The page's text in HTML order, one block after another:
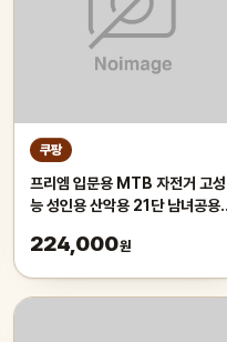
쿠팡
프리엠 입문용 MTB 자전거 고성
능 성인용 산악용 21단 남녀공용
175cm, 그레이 오렌지/21단/26
224,000원